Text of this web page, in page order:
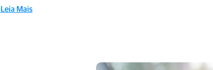
Leia Mais